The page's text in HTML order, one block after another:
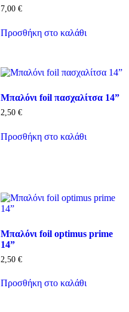
7,00 €
Προσθήκη στο καλάθι
Μπαλόνι foil πασχαλίτσα 14”
2,50 €
Προσθήκη στο καλάθι
Μπαλόνι foil optimus prime
14”
2,50 €
Προσθήκη στο καλάθι